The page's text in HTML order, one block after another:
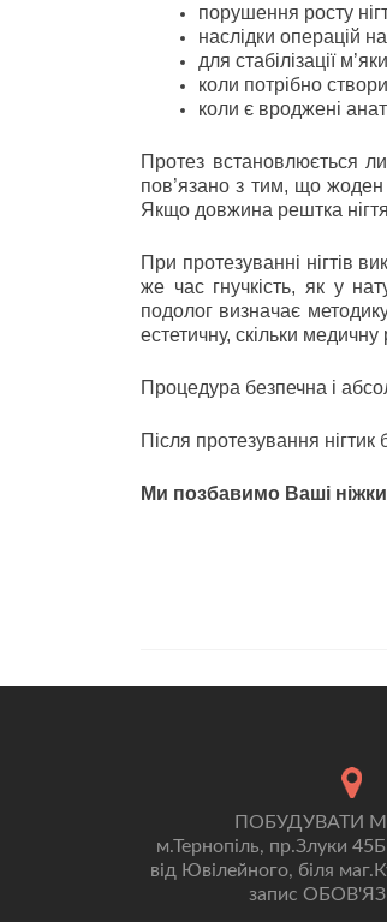
порушення росту
наслідки операцій на
для стабілізації
коли потрібно
коли є вроджені
Протез встановлюється
пов’язано з тим, що жоден
Якщо довжина рештка
При протезуванні нігтів
же час гнучкість, як у
подолог визначає
естетичну, скільки
Процедура безпечна і
Після протезування
Ми позбавимо Ваші
ПОБУДУВАТИ
м.Тернопіль, пр.Злуки
від Ювілейного, біля
запис